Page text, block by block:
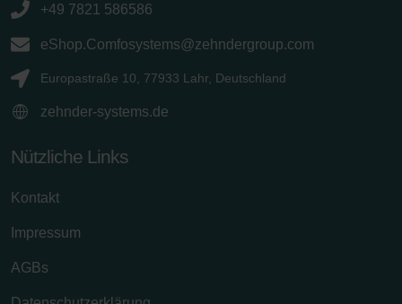
+49 7821 586586
eShop.Comfosystems@zehndergroup.com
Europastraße 10, 77933 Lahr, Deutschland
zehnder-systems.de
Nützliche Links
Kontakt
Impressum
AGBs